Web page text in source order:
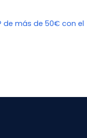
de más de 50€ con el